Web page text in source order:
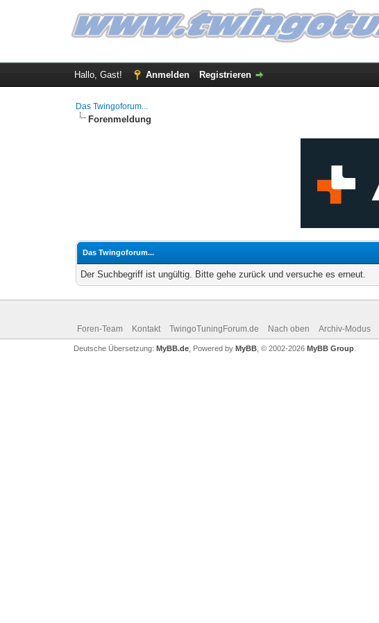
Hallo, Gast! Anmelden Registrieren
Das Twingoforum...
Forenmeldung
Das Twingoforum...
Der Suchbegriff ist ungültig. Bitte gehe zurück und versuche es erneut.
Foren-Team Kontakt TwingoTuningForum.de Nach oben Archiv-Modus
Deutsche Übersetzung: MyBB.de, Powered by MyBB, © 2002-2026 MyBB Group.